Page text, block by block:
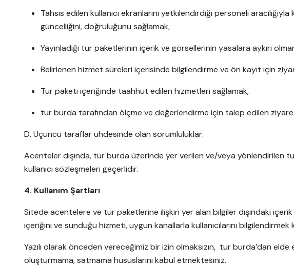
Tahsis edilen kullanıcı ekranlarını yetkilendirdiği personeli
güncelliğini, doğruluğunu sağlamak,
Yayınladığı tur paketlerinin içerik ve görsellerinin yasalara aykırı
Belirlenen hizmet süreleri içerisinde bilgilendirme ve ön kayıt için
Tur paketi içeriğinde taahhüt edilen hizmetleri sağlamak,
tur burda tarafından ölçme ve değerlendirme için talep edilen
D. Üçüncü taraflar uhdesinde olan sorumluluklar:
Acenteler dışında, tur burda üzerinde yer verilen ve/veya yönlendirilen
kullanıcı sözleşmeleri geçerlidir.
4. Kullanım Şartları
Sitede acentelere ve tur paketlerine ilişkin yer alan bilgiler dışındaki
içeriğini ve sunduğu hizmeti, uygun kanallarla kullanıcılarını
Yazılı olarak önceden vereceğimiz bir izin olmaksızın, tur burda’dan
oluşturmama, satmama hususlarını kabul etmektesiniz.